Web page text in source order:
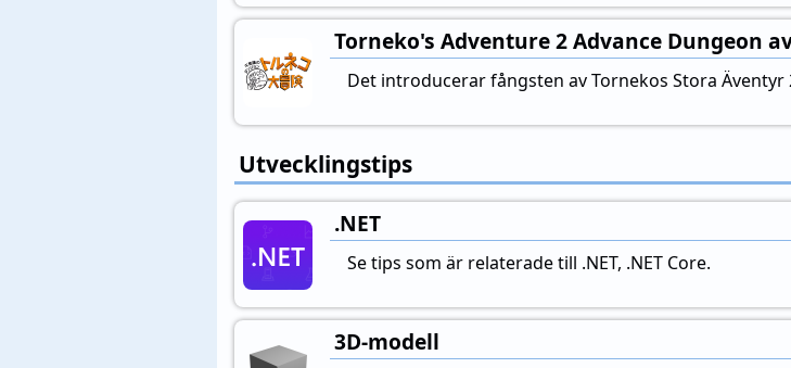
Torneko's Adventure 2 Advance Dungeon
Det introducerar fångsten av Tornekos Stora Äventyr
Utvecklingstips
.NET
Se tips som är relaterade till .NET, .NET Core.
3D-modell